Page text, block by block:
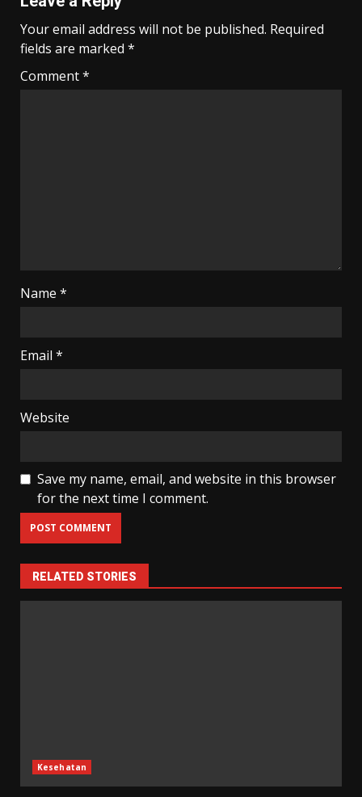
Your email address will not be published. Required
fields are marked *
Comment*
Name *
Email *
Website
Save my name, email, and website in this browser
for the next time I comment.
RELATED STORIES
Kesehatan